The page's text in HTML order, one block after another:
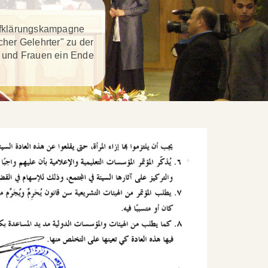
Gelehrter" zu der
Frauen ein Ende